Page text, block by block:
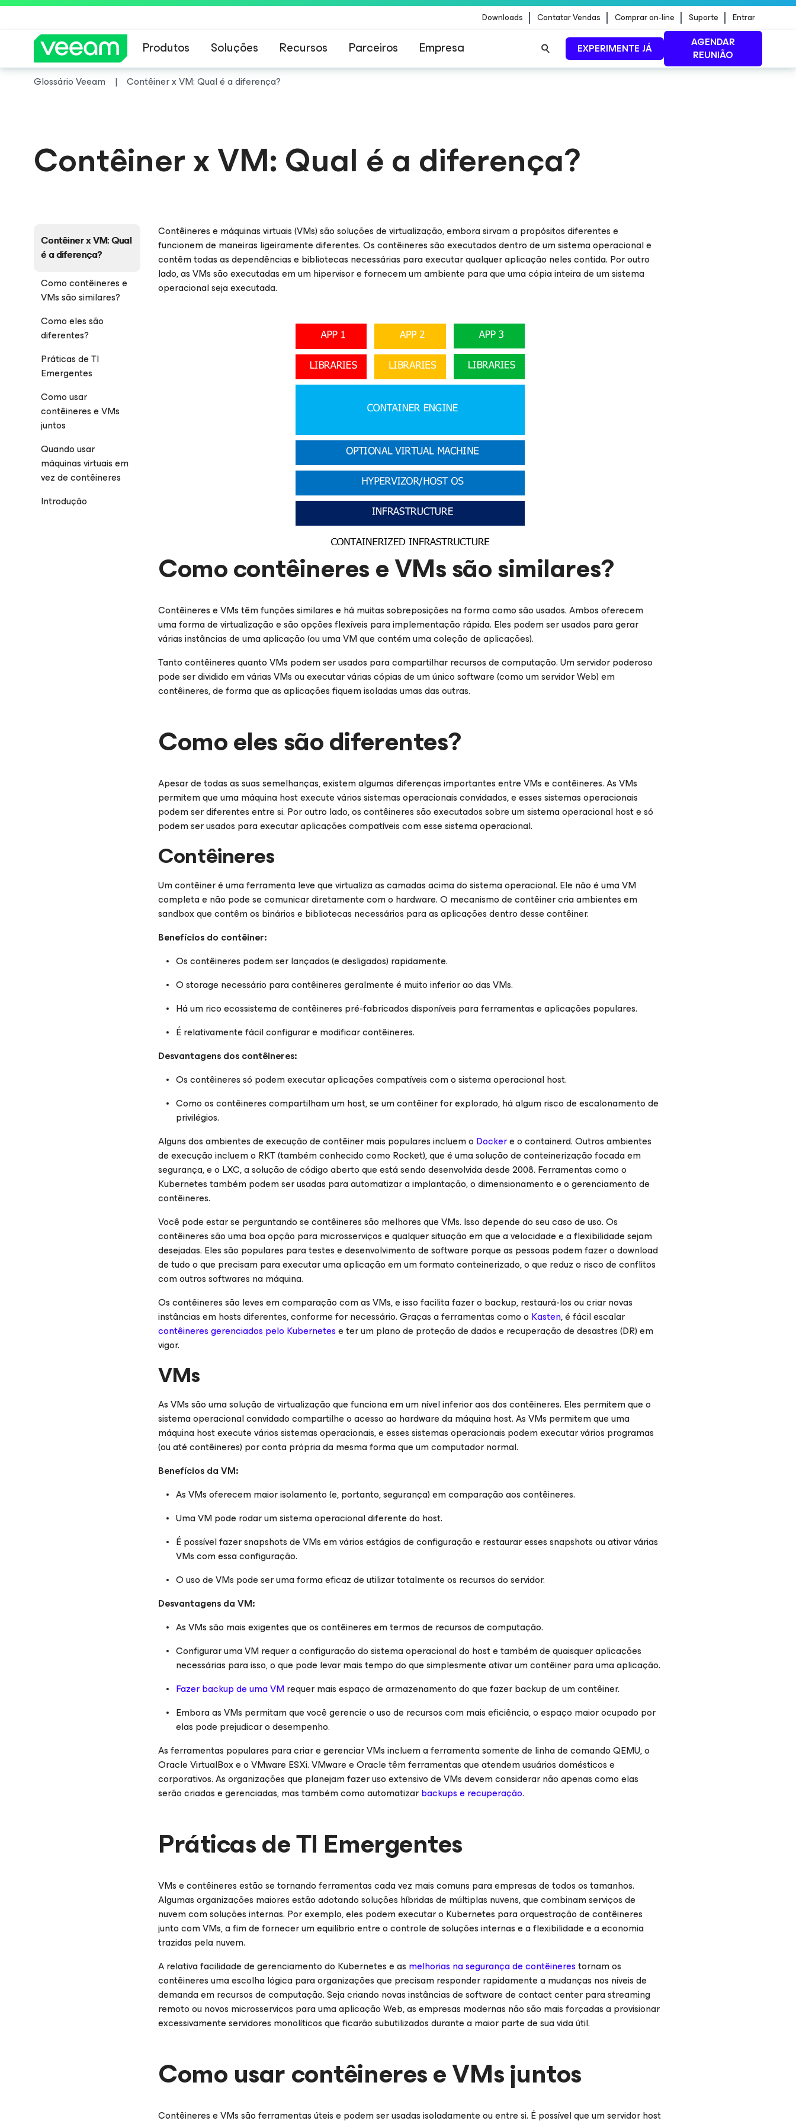
Downloads Contatar Vendas Comprar on-line Suporte Entrar
Produtos Soluções Recursos Parceiros Empresa EXPERIMENTE JÁ
AGENDAR
REUNIÃO
Glossário Veeam Contêiner x VM: Qual é a diferença?
Contêiner x VM: Qual é a diferença?
Contêiner x VM: Qual
é a diferença?
Como contêineres e
VMs são similares?
Como eles são
diferentes?
Práticas de TI
Emergentes
Como usar
contêineres e VMs
juntos
Quando usar
máquinas virtuais em
vez de contêineres
Introdução
Contêineres e máquinas virtuais (VMs) são soluções de virtualização, embora sirvam a propósitos diferentes e
funcionem de maneiras ligeiramente diferentes. Os contêineres são executados dentro de um sistema operacional e
contêm todas as dependências e bibliotecas necessárias para executar qualquer aplicação neles contida. Por outro
lado, as VMs são executadas em um hipervisor e fornecem um ambiente para que uma cópia inteira de um sistema
operacional seja executada.
Como contêineres e VMs são similares?
Contêineres e VMs têm funções similares e há muitas sobreposições na forma como são usados. Ambos oferecem
uma forma de virtualização e são opções flexíveis para implementação rápida. Eles podem ser usados para gerar
várias instâncias de uma aplicação (ou uma VM que contém uma coleção de aplicações).
Tanto contêineres quanto VMs podem ser usados para compartilhar recursos de computação. Um servidor poderoso
pode ser dividido em várias VMs ou executar várias cópias de um único software (como um servidor Web) em
contêineres, de forma que as aplicações fiquem isoladas umas das outras.
Como eles são diferentes?
Apesar de todas as suas semelhanças, existem algumas diferenças importantes entre VMs e contêineres. As VMs
permitem que uma máquina host execute vários sistemas operacionais convidados, e esses sistemas operacionais
podem ser diferentes entre si. Por outro lado, os contêineres são executados sobre um sistema operacional host e só
podem ser usados para executar aplicações compatíveis com esse sistema operacional.
Contêineres
Um contêiner é uma ferramenta leve que virtualiza as camadas acima do sistema operacional. Ele não é uma VM
completa e não pode se comunicar diretamente com o hardware. O mecanismo de contêiner cria ambientes em
sandbox que contêm os binários e bibliotecas necessários para as aplicações dentro desse contêiner.
Benefícios do contêiner:
Os contêineres podem ser lançados (e desligados) rapidamente.
O storage necessário para contêineres geralmente é muito inferior ao das VMs.
Há um rico ecossistema de contêineres pré-fabricados disponíveis para ferramentas e aplicações populares.
É relativamente fácil configurar e modificar contêineres.
Desvantagens dos contêineres:
Os contêineres só podem executar aplicações compatíveis com o sistema operacional host.
Como os contêineres compartilham um host, se um contêiner for explorado, há algum risco de escalonamento de
privilégios.
Alguns dos ambientes de execução de contêiner mais populares incluem o Dockere o containerd. Outros ambientes
de execução incluem o RKT (também conhecido como Rocket), que é uma solução de conteinerização focada em
segurança, e o LXC, a solução de código aberto que está sendo desenvolvida desde 2008. Ferramentas como o
Kubernetes também podem ser usadas para automatizar a implantação, o dimensionamento e o gerenciamento de
contêineres.
Você pode estar se perguntando se contêineres são melhores que VMs. Isso depende do seu caso de uso. Os
contêineres são uma boa opção para microsserviços e qualquer situação em que a velocidade e a flexibilidade sejam
desejadas. Eles são populares para testes e desenvolvimento de software porque as pessoas podem fazer o download
de tudo o que precisam para executar uma aplicação em um formato conteinerizado, o que reduz o risco de conflitos
com outros softwares na máquina.
Os contêineres são leves em comparação com as VMs, e isso facilita fazer o backup, restaurá-los ou criar novas
instâncias em hosts diferentes, conforme for necessário. Graças a ferramentas como o Kasten, é fácil escalar
contêineres gerenciados pelo Kubernetese ter um plano de proteção de dados e recuperação de desastres (DR) em
vigor.
VMs
As VMs são uma solução de virtualização que funciona em um nível inferior aos dos contêineres. Eles permitem que o
sistema operacional convidado compartilhe o acesso ao hardware da máquina host. As VMs permitem que uma
máquina host execute vários sistemas operacionais, e esses sistemas operacionais podem executar vários programas
(ou até contêineres) por conta própria da mesma forma que um computador normal.
Benefícios da VM:
As VMs oferecem maior isolamento (e, portanto, segurança) em comparação aos contêineres.
Uma VM pode rodar um sistema operacional diferente do host.
É possível fazer snapshots de VMs em vários estágios de configuração e restaurar esses snapshots ou ativar várias
VMs com essa configuração.
O uso de VMs pode ser uma forma eficaz de utilizar totalmente os recursos do servidor.
Desvantagens da VM:
As VMs são mais exigentes que os contêineres em termos de recursos de computação.
Configurar uma VM requer a configuração do sistema operacional do host e também de quaisquer aplicações
necessárias para isso, o que pode levar mais tempo do que simplesmente ativar um contêiner para uma aplicação.
Fazer backup de uma VMrequer mais espaço de armazenamento do que fazer backup de um contêiner.
Embora as VMs permitam que você gerencie o uso de recursos com mais eficiência, o espaço maior ocupado por
elas pode prejudicar o desempenho.
As ferramentas populares para criar e gerenciar VMs incluem a ferramenta somente de linha de comando QEMU, o
Oracle VirtualBox e o VMware ESXi. VMware e Oracle têm ferramentas que atendem usuários domésticos e
corporativos. As organizações que planejam fazer uso extensivo de VMs devem considerar não apenas como elas
serão criadas e gerenciadas, mas também como automatizarbackups e recuperação.
Práticas de TI Emergentes
VMs e contêineres estão se tornando ferramentas cada vez mais comuns para empresas de todos os tamanhos.
Algumas organizações maiores estão adotando soluções híbridas de múltiplas nuvens, que combinam serviços de
nuvem com soluções internas. Por exemplo, eles podem executar o Kubernetes para orquestração de contêineres
junto com VMs, a fim de fornecer um equilíbrio entre o controle de soluções internas e a flexibilidade e a economia
trazidas pela nuvem.
A relativa facilidade de gerenciamento do Kubernetes e as melhorias na segurança de contêinerestornam os
contêineres uma escolha lógica para organizações que precisam responder rapidamente a mudanças nos níveis de
demanda em recursos de computação. Seja criando novas instâncias de software de contact center para streaming
remoto ou novos microsserviços para uma aplicação Web, as empresas modernas não são mais forçadas a provisionar
excessivamente servidores monolíticos que ficarão subutilizados durante a maior parte de sua vida útil.
Como usar contêineres e VMs juntos
Contêineres e VMs são ferramentas úteis e podem ser usadas isoladamente ou entre si. É possível que um servidor host